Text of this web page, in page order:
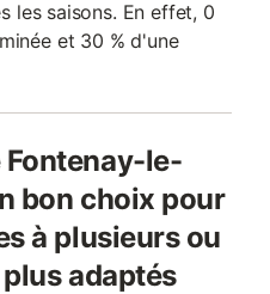
les saisons. En effet, 0
et 30 % d'une
Fontenay-le-
bon choix pour
à plusieurs ou
adaptés